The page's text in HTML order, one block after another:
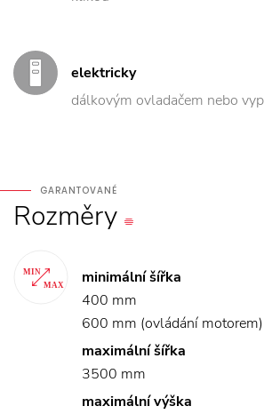
elektricky
dálkovým ovladačem nebo
GARANTOVANÉ
Rozměry
minimální šířka
400 mm
600 mm (ovládání motorem)
maximální šířka
3500 mm
maximální výška